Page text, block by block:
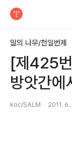
말의 나무/천일번제
[제425
방앗간에
koc/SALM 2011.